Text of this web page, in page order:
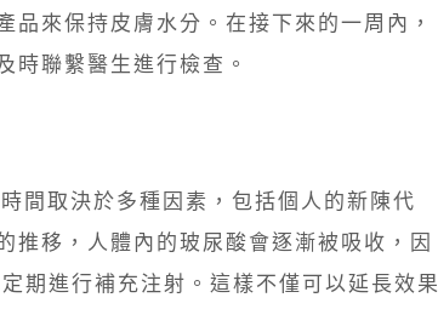
來保持皮膚水分。在接下來的一周內，
時聯繫醫生進行檢查。
間取決於多種因素，包括個人的新陳代
推移，人體內的玻尿酸會逐漸被吸收，因
期進行補充注射。這樣不僅可以延長效果